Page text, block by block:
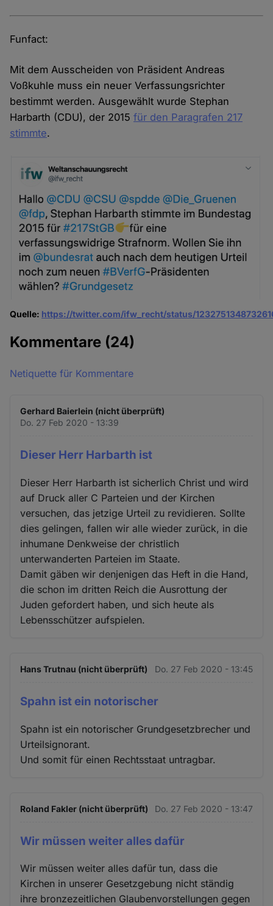
Funfact:
Mit dem Ausscheiden von Präsident Andreas
Voßkuhle muss ein neuer Verfassungsrichter
bestimmt werden. Ausgewählt wurde Stephan
Harbarth (CDU), der 2015für den Paragrafen 217
stimmte.
Quelle: https://twitter.com/ifw_recht/status/
Kommentare (24)
Netiquette für Kommentare
Gerhard Baierlein (nicht überprüft)
Do. 27 Feb 2020 - 13:39
Dieser Herr Harbarth ist
Dieser Herr Harbarth ist sicherlich Christ und wird
auf Druck aller C Parteien und der Kirchen
versuchen, das jetzige Urteil zu revidieren. Sollte
dies gelingen, fallen wir alle wieder zurück, in die
inhumane Denkweise der christlich
unterwanderten Parteien im Staate.
Damit gäben wir denjenigen das Heft in die Hand,
die schon im dritten Reich die Ausrottung der
Juden gefordert haben, und sich heute als
Lebensschützer aufspielen.
Hans Trutnau (nicht überprüft) Do. 27 Feb 2020 - 13:45
Spahn ist ein notorischer
Spahn ist ein notorischer Grundgesetzbrecher und
Urteilsignorant.
Und somit für einen Rechtsstaat untragbar.
Roland Fakler (nicht überprüft) Do. 27 Feb 2020 - 13:47
Wir müssen weiter alles dafür
Wir müssen weiter alles dafür tun, dass die
Kirchen in unserer Gesetzgebung nicht ständig
ihre bronzezeitlichen Glaubenvorstellungen gegen